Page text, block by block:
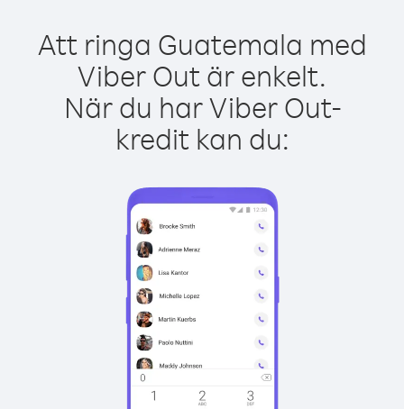
Att ringa Guatemala med
Viber Out är enkelt.
När du har Viber Out-
kredit kan du: